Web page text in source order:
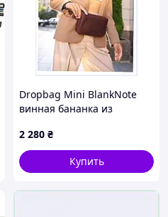
Dropbag Mini BlankNote
винная бананка из
81H17A042M
2 280 ₴
Купить